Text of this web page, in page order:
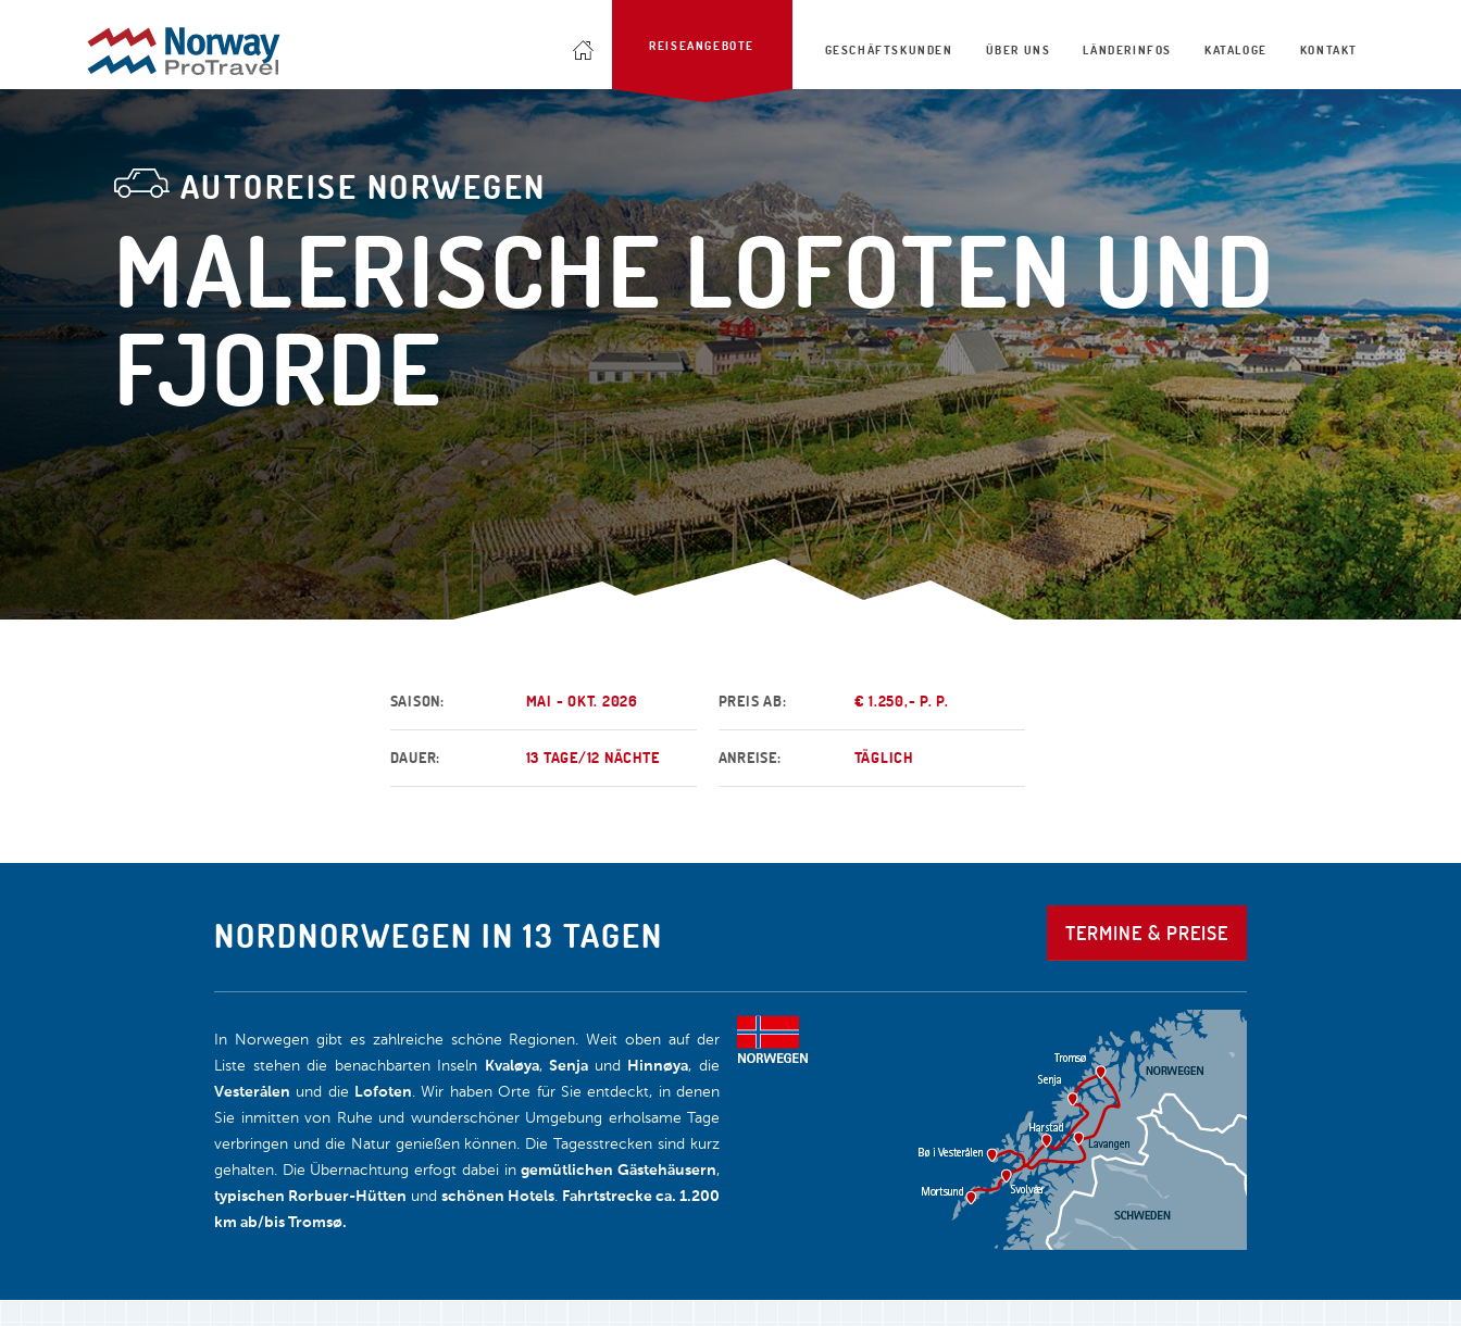
REISEANGEBOTE GESCHÄFTSKUNDEN ÜBER UNS LÄNDERINFOS KATALOGE KONTAKT
AUTOREISE NORWEGEN
MALERISCHE LOFOTEN UND
FJORDE
SAISON: MAI - OKT. 2026 PREIS AB: € 1.250,- P. P.
DAUER: 13 TAGE/12 NÄCHTE ANREISE: TÄGLICH
NORDNORWEGEN IN 13 TAGEN TERMINE & PREISE
In Norwegen gibt es zahlreiche schöne Regionen. Weit oben auf der
Liste stehen die benachbarten Inseln
Kvaløya,Senja und Hinnøya, die
Vesterålen und die Lofoten. Wir haben Orte für Sie entdeckt, in denen
Sie inmitten von Ruhe und wunderschöner Umgebung erholsame Tage
verbringen und die Natur genießen können. Die Tagesstrecken sind kurz
gehalten. Die Übernachtung erfogt dabei ingemütlichen Gästehäusern,
typischen Rorbuer-Hütten und schönen Hotels. Fahrtstrecke ca. 1.200
km ab/bis Tromsø.